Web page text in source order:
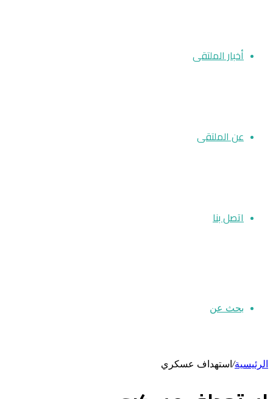
أخبار الملتقى
عن الملتقى
اتصل بنا
بحث عن
الرئيسية/ استهداف عسكري